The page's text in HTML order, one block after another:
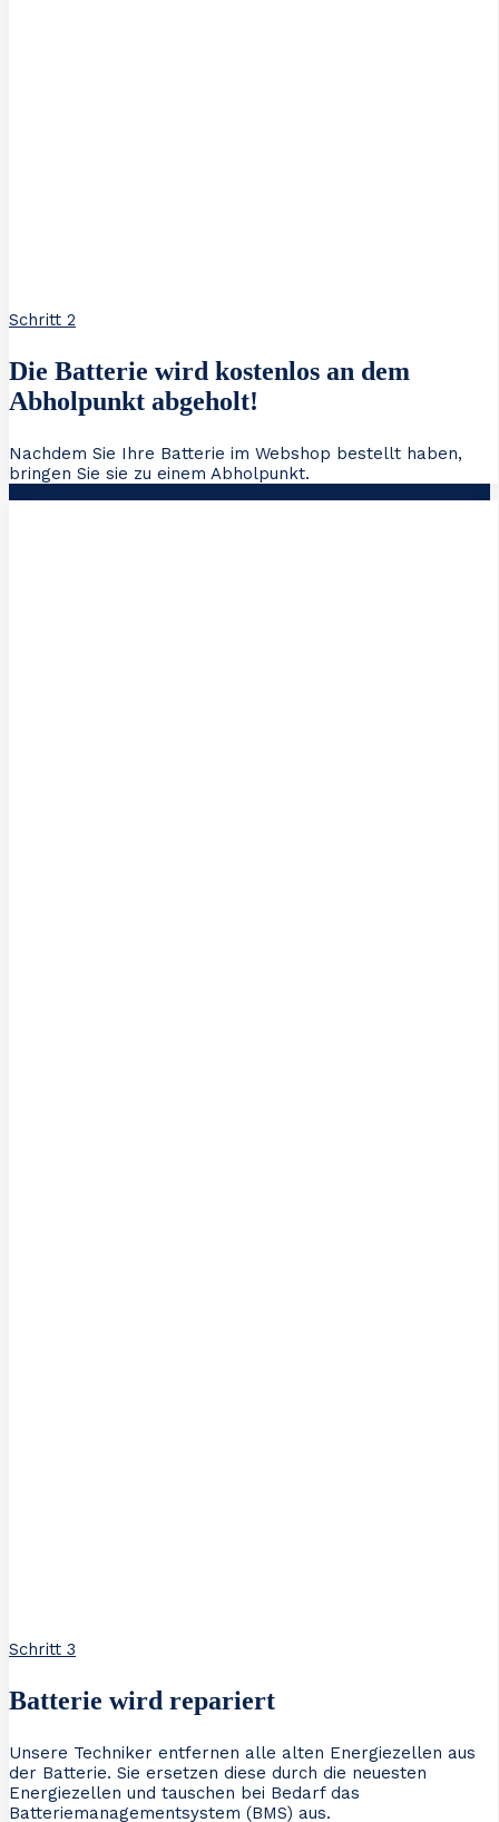
Schritt 2
Die Batterie wird kostenlos an dem
Abholpunkt abgeholt!
Nachdem Sie Ihre Batterie im Webshop bestellt haben,
bringen Sie sie zu einem Abholpunkt.
Schritt 3
Batterie wird repariert
Unsere Techniker entfernen alle alten Energiezellen aus
der Batterie. Sie ersetzen diese durch die neuesten
Energiezellen und tauschen bei Bedarf das
Batteriemanagementsystem (BMS) aus.